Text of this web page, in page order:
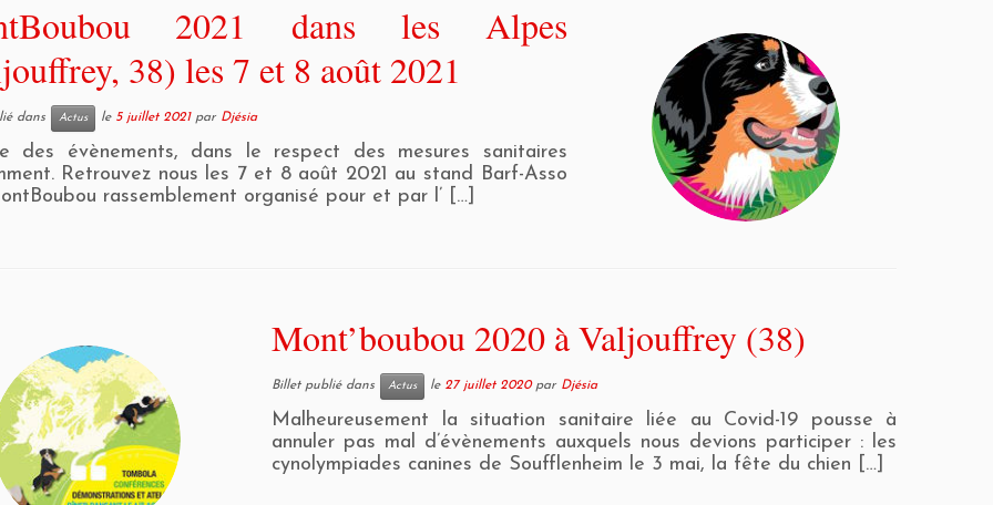
2021 dans les Alpes
38) les 7 et 8 août 2021
dans Actus le 5 juillet 2021 par Djésia
des évènements, dans le respect des mesures sanitaires
Retrouvez nous les 7 et 8 août 2021 au stand Barf-Asso
rassemblement organisé pour et par l’ […]
Mont’boubou 2020 à Valjouffrey (38)
Billet publié dans Actus le 27 juillet 2020 par Djésia
Malheureusement la situation sanitaire liée au Covid-19 pousse à
annuler pas mal d’évènements auxquels nous devions participer : les
cynolympiades canines de Soufflenheim le 3 mai, la fête du chien […]